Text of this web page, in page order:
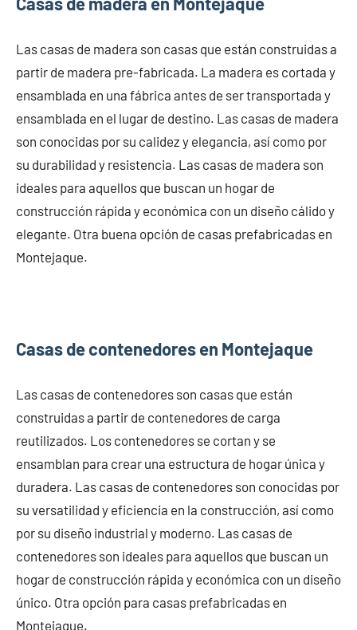
Las casas de madera son casas que están construidas a
partir de madera pre-fabricada. La madera es cortada y
ensamblada en una fábrica antes de ser transportada y
ensamblada en el lugar de destino. Las casas de madera
son conocidas por su calidez y elegancia, así como por
su durabilidad y resistencia. Las casas de madera son
ideales para aquellos que buscan un hogar de
construcción rápida y económica con un diseño cálido y
elegante. Otra buena opción de casas prefabricadas en
Montejaque.
Casas de contenedores en Montejaque
Las casas de contenedores son casas que están
construidas a partir de contenedores de carga
reutilizados. Los contenedores se cortan y se
ensamblan para crear una estructura de hogar única y
duradera. Las casas de contenedores son conocidas por
su versatilidad y eficiencia en la construcción, así como
por su diseño industrial y moderno. Las casas de
contenedores son ideales para aquellos que buscan un
hogar de construcción rápida y económica con un diseño
único. Otra opción para casas prefabricadas en
Montejaque.